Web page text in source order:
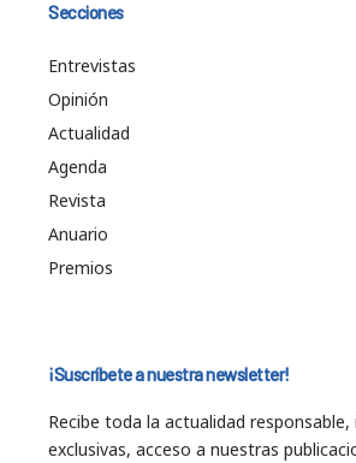
Secciones
Entrevistas
Opinión
Actualidad
Agenda
Revista
Anuario
Premios
¡Suscríbete a nuestra newsletter!
Recibe toda la actualidad responsable,
exclusivas, acceso a nuestras